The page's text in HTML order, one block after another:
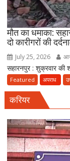
मौत का धमाका:
दो कारीगरों की
July 25, 2026
सहारनपुर : शुक्रवार की
Featured अपराध
करियर